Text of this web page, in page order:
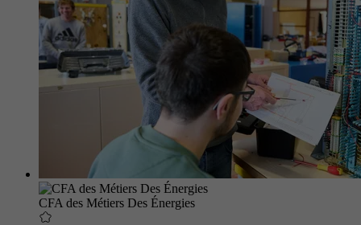
CFA des Métiers Des Énergies